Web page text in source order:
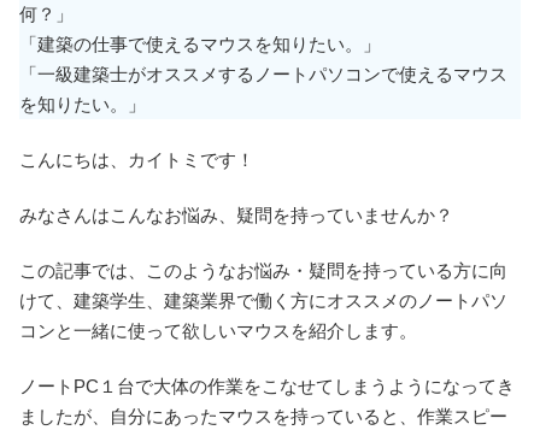
何？」
「建築の仕事で使えるマウスを知りたい。」
「一級建築士がオススメするノートパソコンで使えるマウス
を知りたい。」
こんにちは、カイトミです！
みなさんはこんなお悩み、疑問を持っていませんか？
この記事では、このようなお悩み・疑問を持っている方に向
けて、建築学生、建築業界で働く方にオススメのノートパソ
コンと一緒に使って欲しいマウスを紹介します。
ノートPC１台で大体の作業をこなせてしまうようになってき
ましたが、自分にあったマウスを持っていると、作業スピー